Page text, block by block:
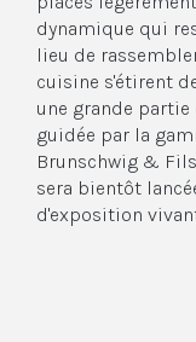
dynamique qui
lieu de
cuisine s'étirent
une grande
guidée par la
Brunschwig &
sera bientôt
d'exposition